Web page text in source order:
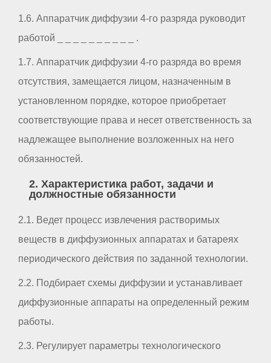
1.6. Аппаратчик диффузии 4-го разряда руководит
работой _ _ _ _ _ _ _ _ _ _ .
1.7. Аппаратчик диффузии 4-го разряда во время
отсутствия, замещается лицом, назначенным в
установленном порядке, которое приобретает
соответствующие права и несет ответственность за
надлежащее выполнение возложенных на него
обязанностей.
2. Характеристика работ, задачи и
должностные обязанности
2.1. Ведет процесс извлечения растворимых
веществ в диффузионных аппаратах и батареях
периодического действия по заданной технологии.
2.2. Подбирает схемы диффузии и устанавливает
диффузионные аппараты на определенный режим
работы.
2.3. Регулирует параметры технологического